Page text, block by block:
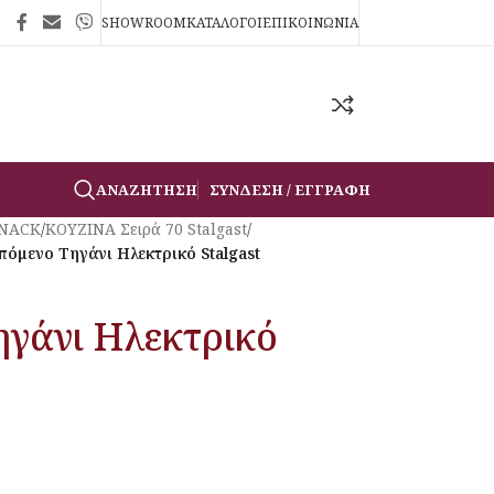
SHOWROOMΚΑΤΑΛΟΓΟΙΕΠΙΚΟΙΝΩΝΙΑ
ΑΝΑΖΉΤΗΣΗ ΣΎΝΔΕΣΗ / ΕΓΓΡΑΦΉ
/ΚΟΥΖΙΝΑ Σειρά 70 Stalgast/
Τηγάνι Ηλεκτρικό Stalgast
Ηλεκτρικό